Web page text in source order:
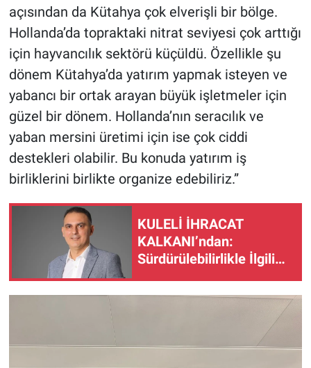
açısından da Kütahya çok elverişli bir bölge.
Hollanda’da topraktaki nitrat seviyesi çok arttığı
için hayvancılık sektörü küçüldü. Özellikle şu
dönem Kütahya’da yatırım yapmak isteyen ve
yabancı bir ortak arayan büyük işletmeler için
güzel bir dönem. Hollanda’nın seracılık ve
yaban mersini üretimi için ise çok ciddi
destekleri olabilir. Bu konuda yatırım iş
birliklerini birlikte organize edebiliriz.”
KULELİ İHRACAT
KALKANI’ndan:
Sürdürülebilirlikle İlgili